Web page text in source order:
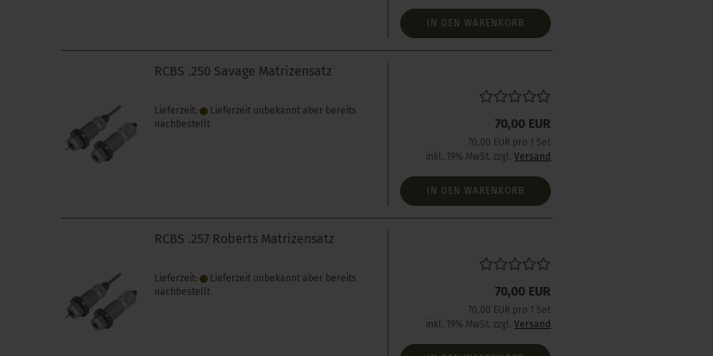
IN DEN WARENKORB
RCBS .250 Savage Matrizensatz
Lieferzeit:
Lieferzeit unbekannt aber bereits
nachbestellt
70,00 EUR
70,00 EUR pro 1 Set
inkl. 19% MwSt. zzgl.Versand
IN DEN WARENKORB
RCBS .257 Roberts Matrizensatz
Lieferzeit:
Lieferzeit unbekannt aber bereits
nachbestellt
70,00 EUR
70,00 EUR pro 1 Set
inkl. 19% MwSt. zzgl.Versand